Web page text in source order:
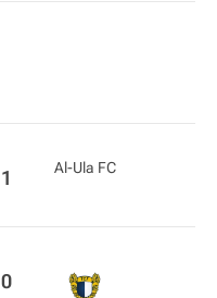
1 Al-Ula FC
0